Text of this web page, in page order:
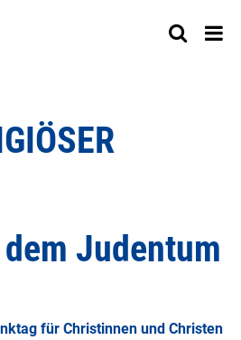
Judentum
für Christinnen und Christen